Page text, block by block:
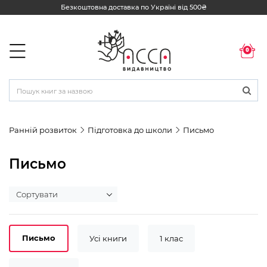
Безкоштовна доставка по Україні від 500₴
0
Ранній розвиток Підготовка до школи Письмо
Письмо
Усі книги 1 клас
Письмо